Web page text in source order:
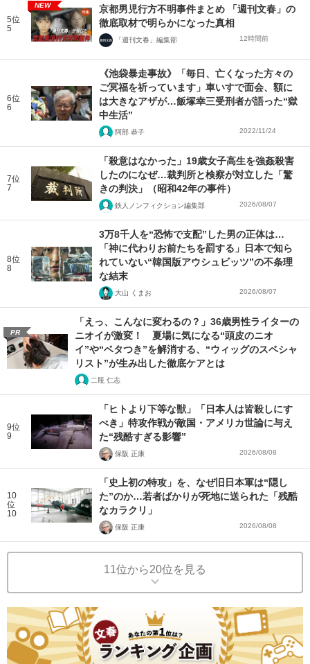
5位
5
NEW
京都男児行方不明事件まとめ 「週刊文春」の
徹底取材で明らかになった真相
「週刊文春」編集部 12時間前
6位
6
《池袋暴走事故》「毎日、亡くなった方々の
ご冥福を祈っています」車いすで面会、額に
は大きなアザが…飯塚幸三受刑者が語った“獄
中生活”
阿部 恭子 2022/11/24
7位
7
「殺意はなかった」19歳女子高生を強姦殺害
したのになぜ…裁判所と検察が対立した「驚
きの判決」（昭和42年の事件）
鉄人ノンフィクション編集部 2026/08/07
8位
8
3万8千人を“恐怖で支配”した男の正体は…
「神に代わりお前たちを罰する」日本で知ら
れていない“韓国版アウシュビッツ”の不条理
な結末
大山 くまお 2026/08/07
PR
「えっ、こんなに変わるの？」36歳男性ライターの
ニオイが激変！ 夏場に気になる“頭皮のニオ
イ”や“ベタつき”を解消する、“ウィッグのスペシャ
リスト”が生み出した徹底ケアとは
二瓶 仁志
9位
9
「ヒトより下等な獣」「日本人は皆殺しにす
べき」特攻作戦が敵国・アメリカ世論に与え
た“残酷すぎる影響”
保阪 正康 2026/08/08
10
位
10
「史上初の特攻」を、なぜ旧日本軍は“隠し
た”のか…若者ばかりが死地に送られた「残酷
なカラクリ」
保阪 正康 2026/08/08
11位から20位を見る